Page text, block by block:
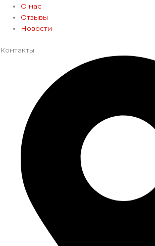
О нас
Отзывы
Новости
Контакты